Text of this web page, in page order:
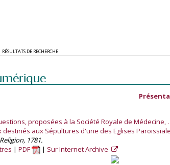
RÉSULTATS DE RECHERCHE
proposées à la Société Royale de
aux Sépultures d'une des Eglises
1781.
PDF Sur Internet Archive